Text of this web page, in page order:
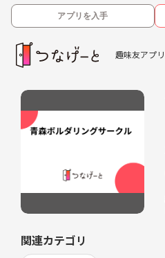
アプリを入手
趣味友アプリ
関連カテゴリ